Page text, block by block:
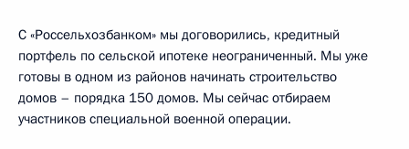
С «Россельхозбанком» мы договорились, кредитный
портфель по сельской ипотеке неограниченный. Мы уже
готовы в одном из районов начинать строительство
домов – порядка 150 домов. Мы сейчас отбираем
участников специальной военной операции.